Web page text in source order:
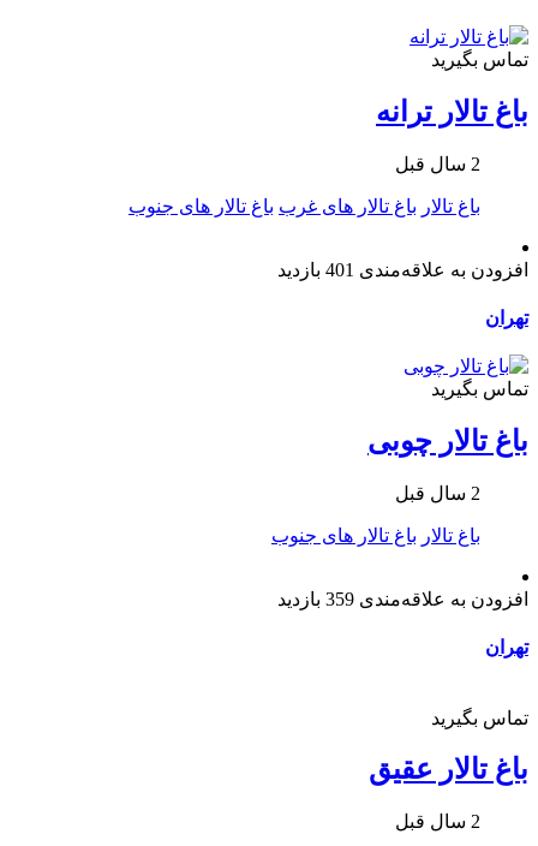
تماس بگیرید
باغ تالار ترانه
2 سال قبل
باغ تالار باغ تالار های غرب باغ تالار های جنوب
افزودن به علاقه‌مندی 401 بازدید
تهران
تماس بگیرید
باغ تالار چوبی
2 سال قبل
باغ تالار باغ تالار های جنوب
افزودن به علاقه‌مندی 359 بازدید
تهران
تماس بگیرید
باغ تالار عقیق
2 سال قبل